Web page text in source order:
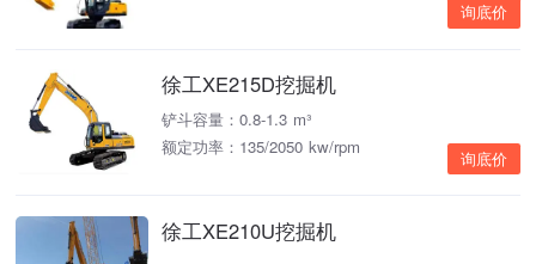
询底价
徐工XE215D挖掘机
铲斗容量：0.8-1.3 m³
额定功率：135/2050 kw/rpm
询底价
徐工XE210U挖掘机